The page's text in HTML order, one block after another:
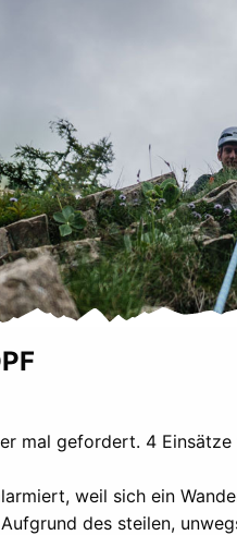
mal gefordert. 4
weil sich ein
des steilen,